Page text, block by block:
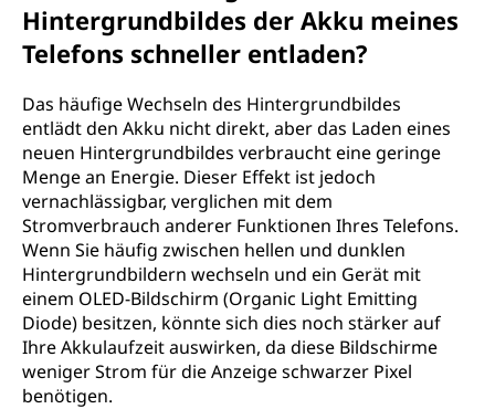
Hintergrundbildes der Akku meines
Telefons schneller entladen?
Das häufige Wechseln des Hintergrundbildes
entlädt den Akku nicht direkt, aber das Laden eines
neuen Hintergrundbildes verbraucht eine geringe
Menge an Energie. Dieser Effekt ist jedoch
vernachlässigbar, verglichen mit dem
Stromverbrauch anderer Funktionen Ihres Telefons.
Wenn Sie häufig zwischen hellen und dunklen
Hintergrundbildern wechseln und ein Gerät mit
einem OLED-Bildschirm (Organic Light Emitting
Diode) besitzen, könnte sich dies noch stärker auf
Ihre Akkulaufzeit auswirken, da diese Bildschirme
weniger Strom für die Anzeige schwarzer Pixel
benötigen.